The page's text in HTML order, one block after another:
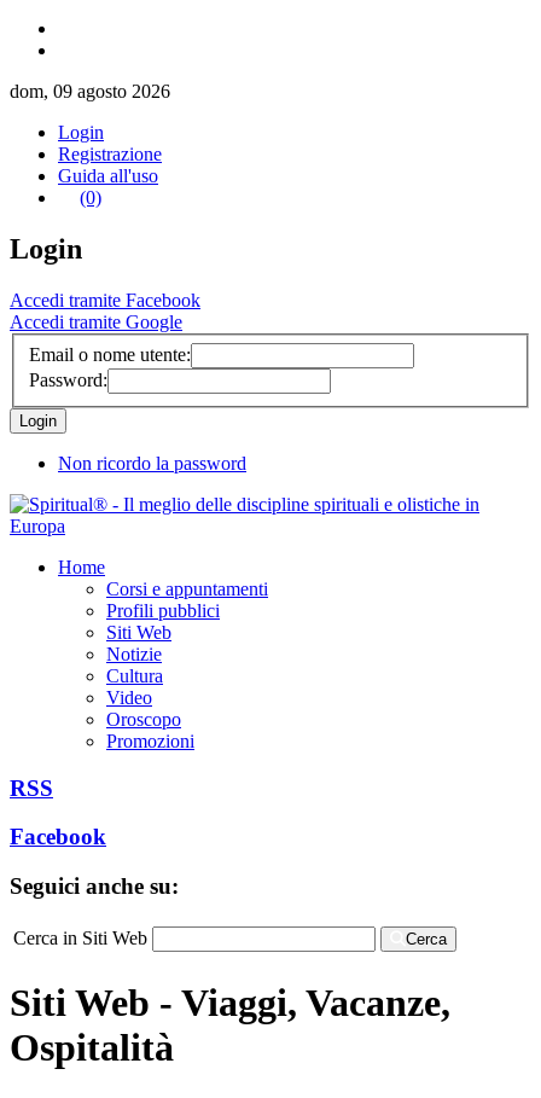
dom, 09 agosto 2026
Login
Registrazione
Guida all'uso
(0)
Login
Accedi tramite Facebook
Accedi tramite Google
Email o nome utente:
Password:
Non ricordo la password
Home
Corsi e appuntamenti
Profili pubblici
Siti Web
Notizie
Cultura
Video
Oroscopo
Promozioni
RSS
Facebook
Seguici anche su:
Cerca in Siti Web Cerca
Siti Web - Viaggi, Vacanze,
Ospitalità